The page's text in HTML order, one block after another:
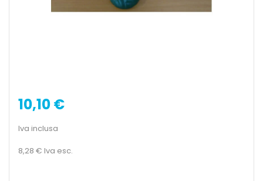
10,10 €
Iva inclusa
8,28 € Iva esc.